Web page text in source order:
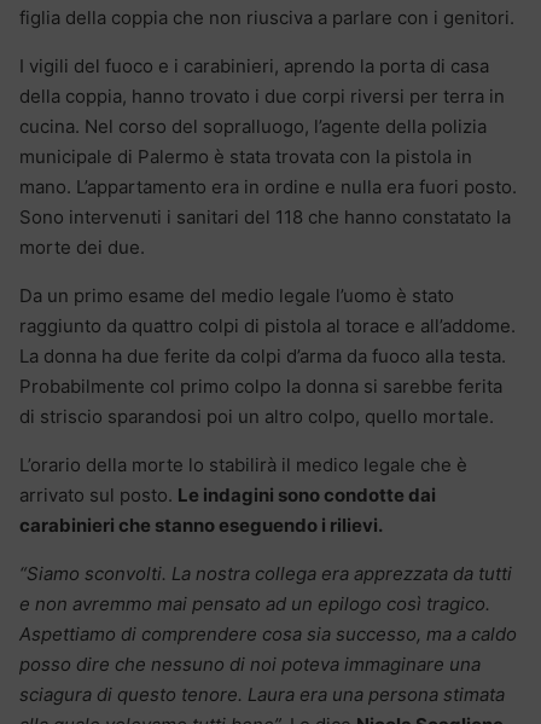
figlia della coppia che non riusciva a parlare con i genitori.
I vigili del fuoco e i carabinieri, aprendo la porta di casa
della coppia, hanno trovato i due corpi riversi per terra in
cucina. Nel corso del sopralluogo, l’agente della polizia
municipale di Palermo è stata trovata con la pistola in
mano. L’appartamento era in ordine e nulla era fuori posto.
Sono intervenuti i sanitari del 118 che hanno constatato la
morte dei due.
Da un primo esame del medio legale l’uomo è stato
raggiunto da quattro colpi di pistola al torace e all’addome.
La donna ha due ferite da colpi d’arma da fuoco alla testa.
Probabilmente col primo colpo la donna si sarebbe ferita
di striscio sparandosi poi un altro colpo, quello mortale.
L’orario della morte lo stabilirà il medico legale che è
arrivato sul posto. Le indagini sono condotte dai
carabinieri che stanno eseguendo i rilievi.
“Siamo sconvolti. La nostra collega era apprezzata da tutti
e non avremmo mai pensato ad un epilogo così tragico.
Aspettiamo di comprendere cosa sia successo, ma a caldo
posso dire che nessuno di noi poteva immaginare una
sciagura di questo tenore. Laura era una persona stimata